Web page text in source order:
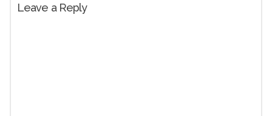
Leave a Reply